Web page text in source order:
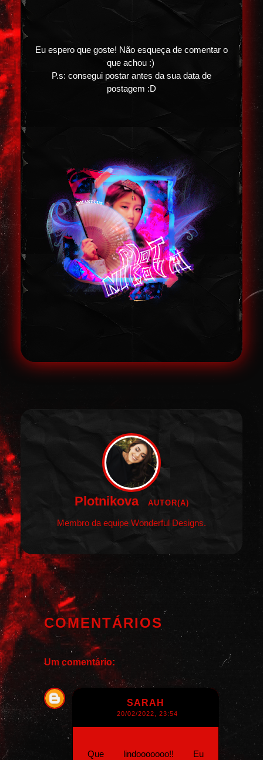
Eu espero que goste! Não esqueça de comentar o
que achou :)
P.s: consegui postar antes da sua data de
postagem :D
Plotnikova AUTOR(A)
Membro da equipe Wonderful Designs.
COMENTÁRIOS
Um comentário:
SARAH
20/02/2022, 23:54
Que lindooooooo!! Eu